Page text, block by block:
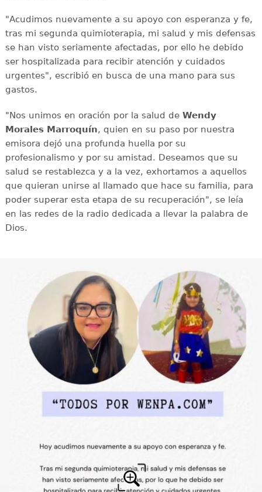
"Acudimos nuevamente a su apoyo con esperanza y fe,
tras mi segunda quimioterapia, mi salud y mis defensas
se han visto seriamente afectadas, por ello he debido
ser hospitalizada para recibir atención y cuidados
urgentes", escribió en busca de una mano para sus
gastos.
"Nos unimos en oración por la salud de Wendy
Morales Marroquín, quien en su paso por nuestra
emisora dejó una profunda huella por su
profesionalismo y por su amistad. Deseamos que su
salud se restablezca y a la vez, exhortamos a aquellos
que quieran unirse al llamado que hace su familia, para
poder superar esta etapa de su recuperación", se leía
en las redes de la radio dedicada a llevar la palabra de
Dios.